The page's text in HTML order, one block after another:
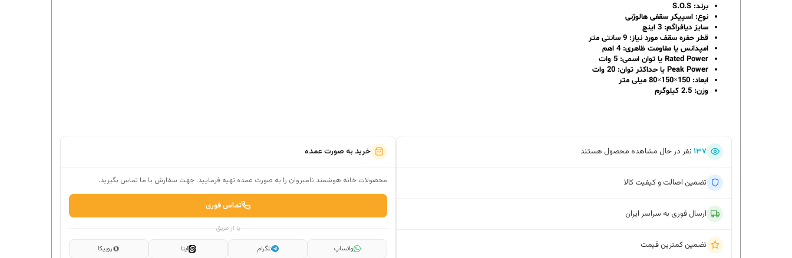
برند: S.O.S
نوع: اسپیکر سقفی هالوژنی
سایز دیافراگم: 3 اینچ
قطر حفره سقف مورد نیاز: 9 سانتی متر
امپدانس یا مقاومت ظاهری: 4 اهم
Rated Power یا توان اسمی: 5 وات
Peak Power یا حداکثر توان: 20 وات
ابعاد: 150×150×80 میلی متر
وزن: 2.5 کیلوگرم
۱۳۷ نفر در حال مشاهده محصول هستند
تضمین اصالت و کیفیت کالا
ارسال فوری به سراسر ایران
تضمین کمترین قیمت
خرید به صورت عمده
محصولات خانه هوشمند نامبروان را به صورت عمده تهیه فرمایید. جهت سفارش با ما تماس بگیرید.
تماس فوری
یا از طریق
واتساپ تلگرام ایتا روبیکا